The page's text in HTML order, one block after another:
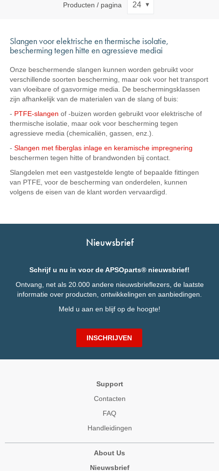
Producten / pagina
Slangen voor elektrische en thermische isolatie,
bescherming tegen hitte en agressieve mediai
Onze beschermende slangen kunnen worden gebruikt voor
verschillende soorten bescherming, maar ook voor het transport
van vloeibare of gasvormige media. De beschermingsklassen
zijn afhankelijk van de materialen van de slang of buis:
- PTFE-slangen of -buizen worden gebruikt voor elektrische of
thermische isolatie, maar ook voor bescherming tegen
agressieve media (chemicaliën, gassen, enz.).
- Slangen met fiberglas inlage en keramische impregnering
beschermen tegen hitte of brandwonden bij contact.
Slangdelen met een vastgestelde lengte of bepaalde fittingen
van PTFE, voor de bescherming van onderdelen, kunnen
volgens de eisen van de klant worden vervaardigd.
Nieuwsbrief
Schrijf u nu in voor de APSOparts® nieuwsbrief!
Ontvang, net als 20.000 andere nieuwsbrieflezers, de laatste
informatie over producten, ontwikkelingen en aanbiedingen.
Meld u aan en blijf op de hoogte!
INSCHRIJVEN
Support
Contacten
FAQ
Handleidingen
About Us
Nieuwsbrief